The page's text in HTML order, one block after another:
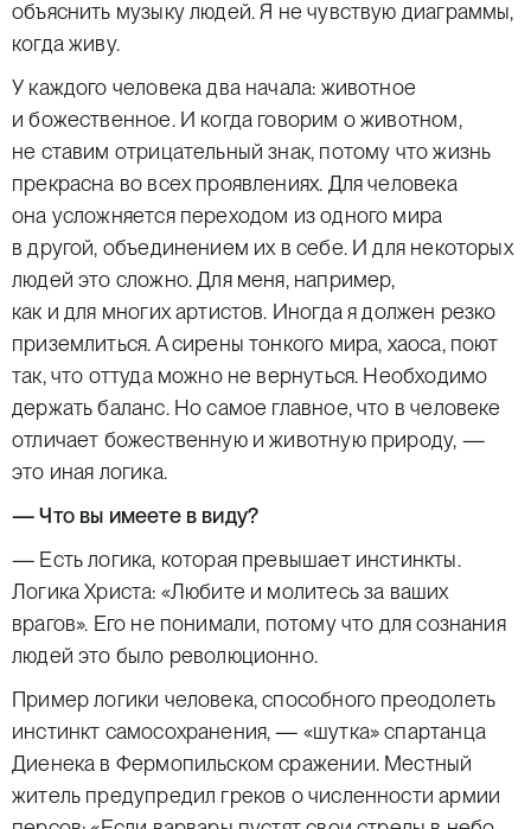
объяснить музыку людей. Я не чувствую диаграммы,
когда живу.
У каждого человека два начала: животное
и божественное. И когда говорим о животном,
не ставим отрицательный знак, потому что жизнь
прекрасна во всех проявлениях. Для человека
она усложняется переходом из одного мира
в другой, объединением их в себе. И для некоторых
людей это сложно. Для меня, например,
как и для многих артистов. Иногда я должен резко
приземлиться. А сирены тонкого мира, хаоса, поют
так, что оттуда можно не вернуться. Необходимо
держать баланс. Но самое главное, что в человеке
отличает божественную и животную природу, —
это иная логика.
— Что вы имеете в виду?
— Есть логика, которая превышает инстинкты.
Логика Христа: «Любите и молитесь за ваших
врагов». Его не понимали, потому что для сознания
людей это было революционно.
Пример логики человека, способного преодолеть
инстинкт самосохранения, — «шутка» спартанца
Диенека в Фермопильском сражении. Местный
житель предупредил греков о численности армии